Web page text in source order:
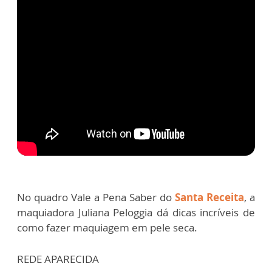
No quadro Vale a Pena Saber do Santa Receita, a
maquiadora Juliana Peloggia dá dicas incríveis de
como fazer maquiagem em pele seca.
REDE APARECIDA